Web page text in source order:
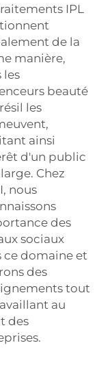
IPL
de la
manière,
les
beauté
les
ainsi
d'un public
Chez
nous
des
sociaux
ce domaine et
des
tout
au
des